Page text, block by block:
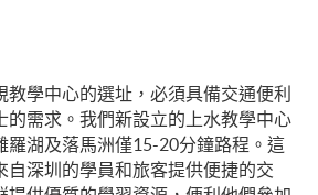
教學中心的選址，必須具備交通便利
的需求。我們新設立的上水教學中心
羅湖及落馬洲僅15-20分鐘路程。這
自深圳的學員和旅客提供便捷的交